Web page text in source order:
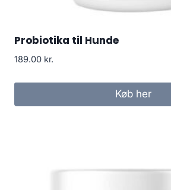
Probiotika til Hunde
189.00 kr.
Køb her